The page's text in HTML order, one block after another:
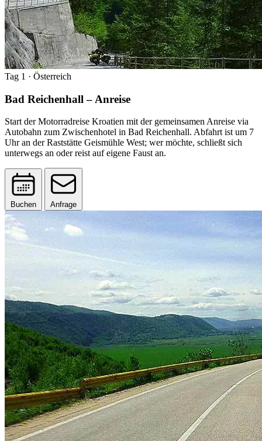
Tag 1 · Österreich
Bad Reichenhall – Anreise
Start der Motorradreise Kroatien mit der gemeinsamen Anreise via
Autobahn zum Zwischenhotel in Bad Reichenhall. Abfahrt ist um 7
Uhr an der Raststätte Geismühle West; wer möchte, schließt sich
unterwegs an oder reist auf eigene Faust an.
Buchen Anfrage